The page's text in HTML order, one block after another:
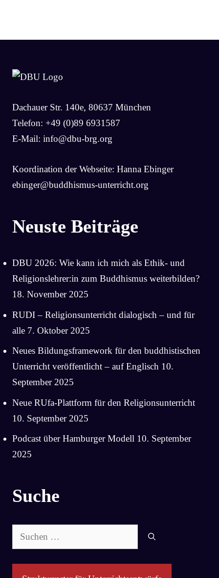
Dachauer Str. 140e, 80637 München
Telefon: +49 (0)89 6931587
E-Mail: info@dbu-brg.org
Koordination der Webseite: Hanna Ebinger
ebinger@buddhismus-unterricht.org
Neuste Beiträge
DBU 2026: Wie kann ich mich als Ethik- und
Religionslehrer:in zum Buddhismus weiterbilden?
18. November 2025
RUDI – Religionsunterricht dialogisch – und für
alle 7. Oktober 2025
Neues Bildungsframework für den buddhistischen
Unterricht veröffentlicht – auf Englisch 10.
September 2025
Neue RUfa-Plattform für den Religionsunterricht
10. September 2025
Podcast über Hamburger Modell 10. September
2025
Suche
Suchen
nach: